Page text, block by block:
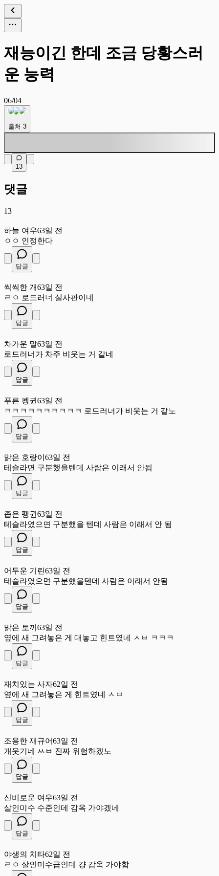
재능이긴 한데 조금 당황스러
운 능력
06/04
출처 3
13
댓글
13
하늘 여우63일 전
ㅇㅇ 인정한다
답글
씩씩한 개63일 전
ㄹㅇ 로드러너 실사판이네
답글
차가운 말63일 전
로드러너가 차주 비웃는 거 같네
답글
푸른 펭귄 63일 전
ㅋㅋㅋㅋㅋㅋㅋㅋㅋㅋ 로드러너가 비웃는 거 같노
답글
맑은 호랑이 63일 전
테슬라면 구분했을텐데 사람은 이래서 안됨
답글
좁은 펭귄 63일 전
테슬라였으면 구분했을 텐데 사람은 이래서 안 됨
답글
어두운 기린63일 전
테슬라였으면 구분했을텐데 사람은 이래서 안됨
답글
맑은 토끼 63일 전
옆에 새 그려놓은 게 대놓고 힌트였네 ㅅㅂ ㅋㅋㅋ
답글
재치있는 사자62일 전
옆에 새 그려놓은 게 힌트였네 ㅅㅂ
답글
조용한 재규어63일 전
개웃기네 ㅆㅂ 진짜 위험하겠노
답글
신비로운 여우63일 전
살인미수 수준인데 감옥 가야겠네
답글
야생의 치타62일 전
ㄹㅇ 살인미수급인데 걍 감옥 가야함